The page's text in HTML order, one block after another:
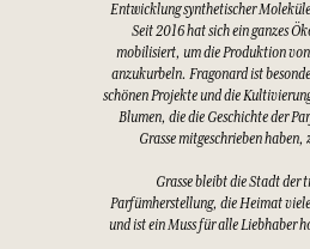
Entwicklung synthetischer
Seit 2016 hat sich ein ganzes
mobilisiert, um die Produktion
anzukurbeln. Fragonard ist
schönen Projekte und die
Blumen, die die Geschichte der
Grasse mitgeschrieben
Grasse bleibt die Stadt der
Parfümherstellung, die Heimat
und ist ein Muss für alle Liebhaber